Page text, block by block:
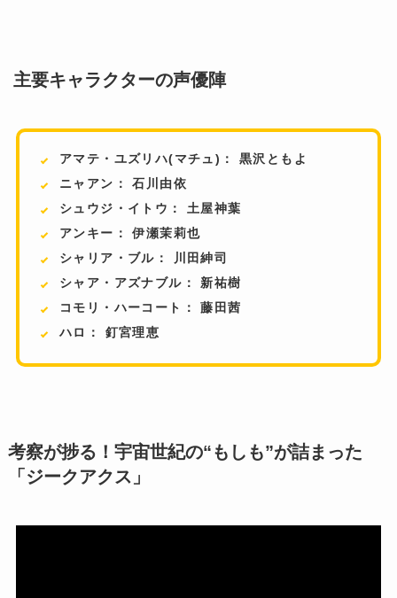
️ 主要キャラクターの声優陣
アマテ・ユズリハ(マチュ)： 黒沢ともよ
ニャアン： 石川由依
シュウジ・イトウ： 土屋神葉
アンキー： 伊瀬茉莉也
シャリア・ブル： 川田紳司
シャア・アズナブル： 新祐樹
コモリ・ハーコート： 藤田茜
ハロ： 釘宮理恵
考察が捗る！宇宙世紀の“もしも”が詰まった
「ジークアクス」